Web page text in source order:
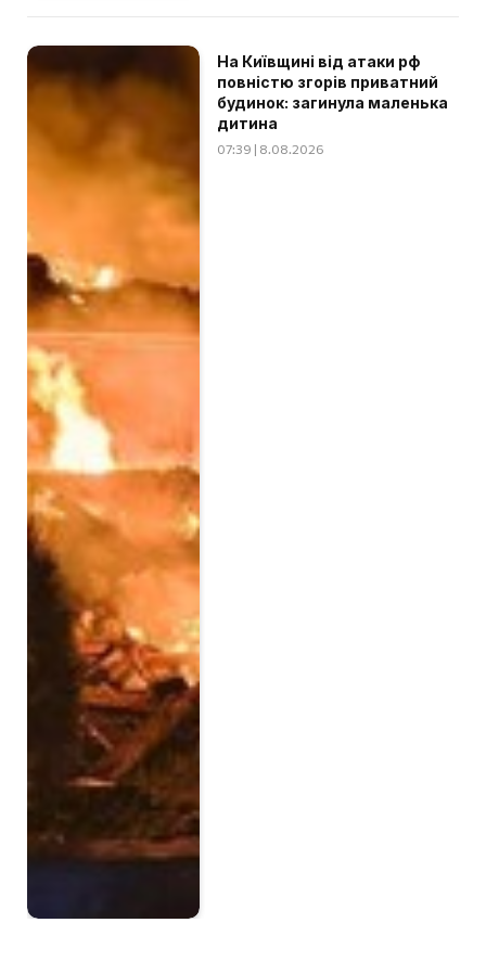
На Київщині від атаки рф
повністю згорів приватний
будинок: загинула маленька
дитина
07:39 | 8.08.2026